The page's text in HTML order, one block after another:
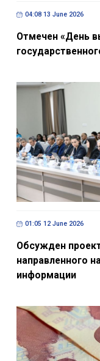
04:08 13 June 2026
Отмечен «День
01:05 12 June 2026
Обсужден
направленного
информации